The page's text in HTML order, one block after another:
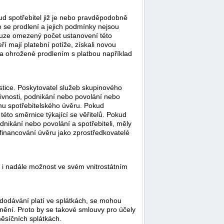
spotřebitel již je nebo pravděpodobně
prodlení a jejich podmínky nejsou
omezený počet ustanovení této
mají platební potíže, získali novou
ohrožené prodlením s platbou například
Poskytovatel služeb skupinového
podnikání nebo povolání nebo
spotřebitelského úvěru. Pokud
směrnice týkající se věřitelů. Pokud
nebo povolání a spotřebiteli, měly
úvěru jako zprostředkovatelé
nadále možnost ve svém vnitrostátním
platí ve splátkách, se mohou
Proto by se takové smlouvy pro účely
splátkách.